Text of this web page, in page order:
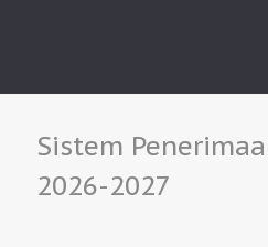
Sistem
2026-2027